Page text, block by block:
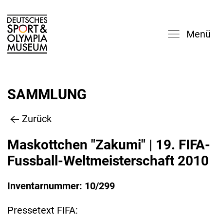
Menü
SAMMLUNG
Zurück
Maskottchen "Zakumi" | 19. FIFA-
Fussball-Weltmeisterschaft 2010
Inventarnummer: 10/299
Pressetext FIFA: